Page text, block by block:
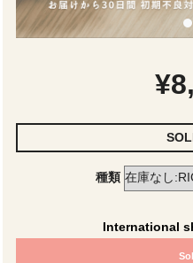
種類
International